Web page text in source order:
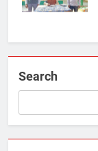
Search